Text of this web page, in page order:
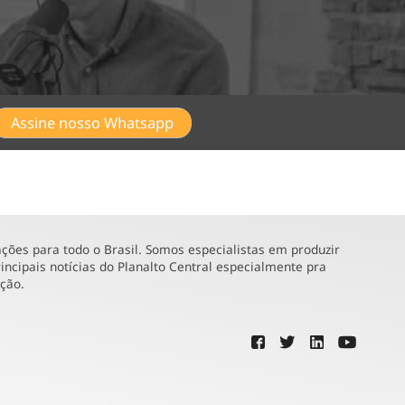
Assine nosso Whatsapp
para todo o Brasil. Somos especialistas em produzir
notícias do Planalto Central especialmente pra